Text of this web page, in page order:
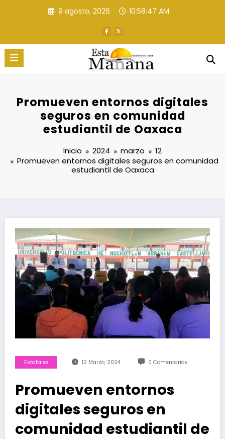
9 agosto, 2026 10:58:48 AM
Promueven entornos digitales
seguros en comunidad
estudiantil de Oaxaca
Inicio 2024 marzo
12
Promueven entornos digitales seguros en comunidad
estudiantil de Oaxaca
Estatales 12 Marzo, 2024 0 Comentarios
Promueven entornos
digitales seguros en
comunidad estudiantil de